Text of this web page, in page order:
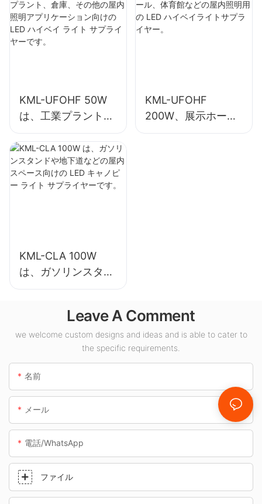
ン向けの LED ハイ
ベイ ライト サプラ
イヤーです。
イトサプライヤー。
KML-UFOHF 50W
は、工業プラント、
倉庫、その他の屋内
照明アプリケーショ
ン向けの LED ハイ
ベイ ライト サプラ
KML-UFOHF
200W、展示ホー
ル、体育館などの屋
KML-CLA 100W
は、ガソリンスタン
ドや地下道などの屋
LED キャノピー ラ
イト サプライヤーで
Leave A Comment
we welcome custom designs and ideas and is able to cater to
the specific requirements.
名前
メール
電話/WhatsApp
ファイル